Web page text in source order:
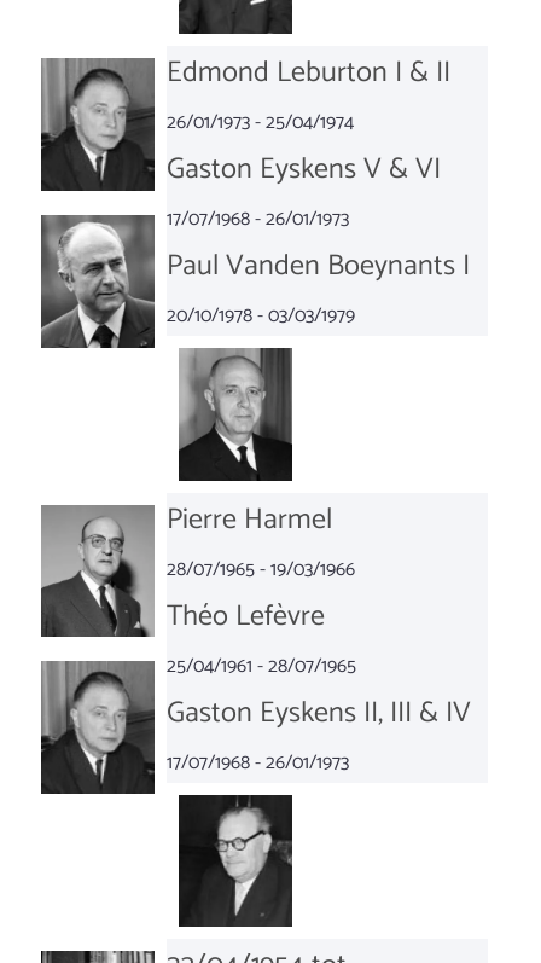
Edmond Leburton I & II
26/01/1973 - 25/04/1974
Gaston Eyskens V & VI
17/07/1968 - 26/01/1973
Paul Vanden Boeynants I
20/10/1978 - 03/03/1979
Pierre Harmel
28/07/1965 - 19/03/1966
Théo Lefèvre
25/04/1961 - 28/07/1965
Gaston Eyskens II, III & IV
17/07/1968 - 26/01/1973